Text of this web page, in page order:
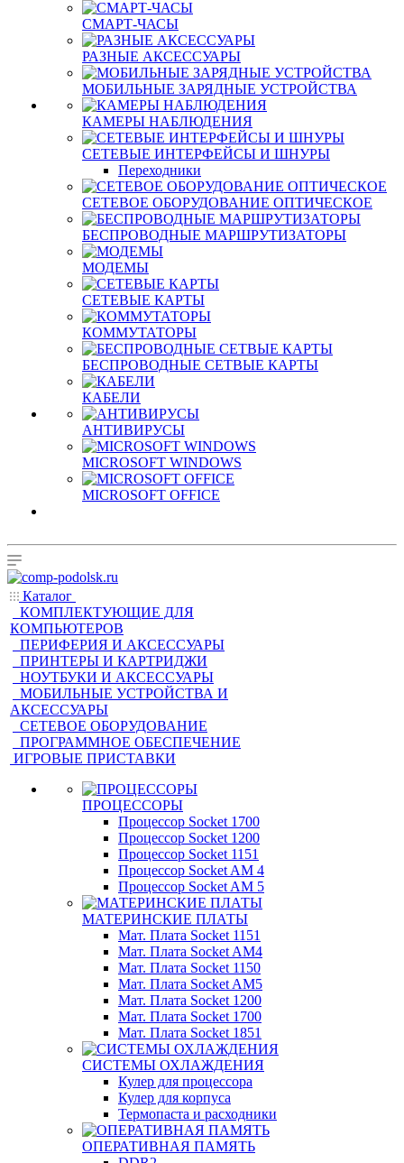
СМАРТ-ЧАСЫ
РАЗНЫЕ АКСЕССУАРЫ
МОБИЛЬНЫЕ ЗАРЯДНЫЕ УСТРОЙСТВА
КАМЕРЫ НАБЛЮДЕНИЯ
СЕТЕВЫЕ ИНТЕРФЕЙСЫ И ШНУРЫ
Переходники
СЕТЕВОЕ ОБОРУДОВАНИЕ ОПТИЧЕСКОЕ
БЕСПРОВОДНЫЕ МАРШРУТИЗАТОРЫ
МОДЕМЫ
СЕТЕВЫЕ КАРТЫ
КОММУТАТОРЫ
БЕСПРОВОДНЫЕ СЕТВЫЕ КАРТЫ
КАБЕЛИ
АНТИВИРУСЫ
MICROSOFT WINDOWS
MICROSOFT OFFICE
Каталог
КОМПЛЕКТУЮЩИЕ ДЛЯ
КОМПЬЮТЕРОВ
ПЕРИФЕРИЯ И АКСЕССУАРЫ
ПРИНТЕРЫ И КАРТРИДЖИ
НОУТБУКИ И АКСЕССУАРЫ
МОБИЛЬНЫЕ УСТРОЙСТВА И
АКСЕССУАРЫ
СЕТЕВОЕ ОБОРУДОВАНИЕ
ПРОГРАММНОЕ ОБЕСПЕЧЕНИЕ
ИГРОВЫЕ ПРИСТАВКИ
ПРОЦЕССОРЫ
Процессор Socket 1700
Процессор Socket 1200
Процессор Socket 1151
Процессор Socket AM 4
Процессор Socket AM 5
МАТЕРИНСКИЕ ПЛАТЫ
Мат. Плата Socket 1151
Мат. Плата Socket AM4
Мат. Плата Socket 1150
Мат. Плата Socket AM5
Мат. Плата Socket 1200
Мат. Плата Socket 1700
Мат. Плата Socket 1851
СИСТЕМЫ ОХЛАЖДЕНИЯ
Кулер для процессора
Кулер для корпуса
Термопаста и расходники
ОПЕРАТИВНАЯ ПАМЯТЬ